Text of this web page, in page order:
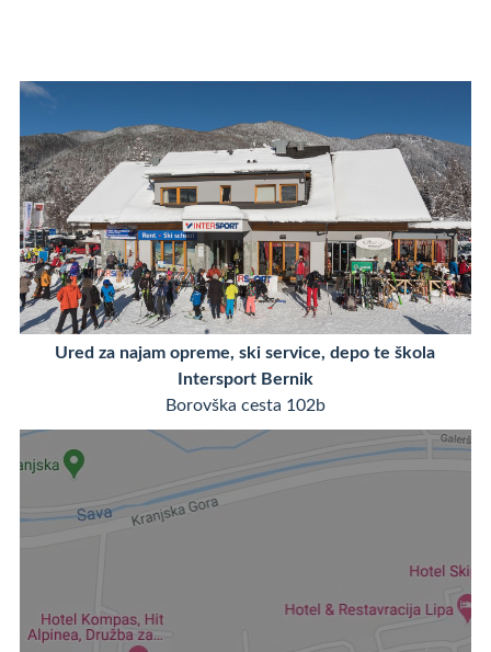
Ured za najam opreme, ski service, depo te škola
Intersport Bernik
Borovška cesta 102b